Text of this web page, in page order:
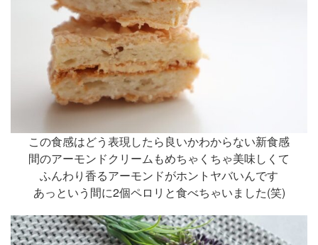
この食感はどう表現したら良いかわからない新食感
間のアーモンドクリームもめちゃくちゃ美味しくて
ふんわり香るアーモンドがホントヤバいんです
あっという間に2個ペロリと食べちゃいました(笑)